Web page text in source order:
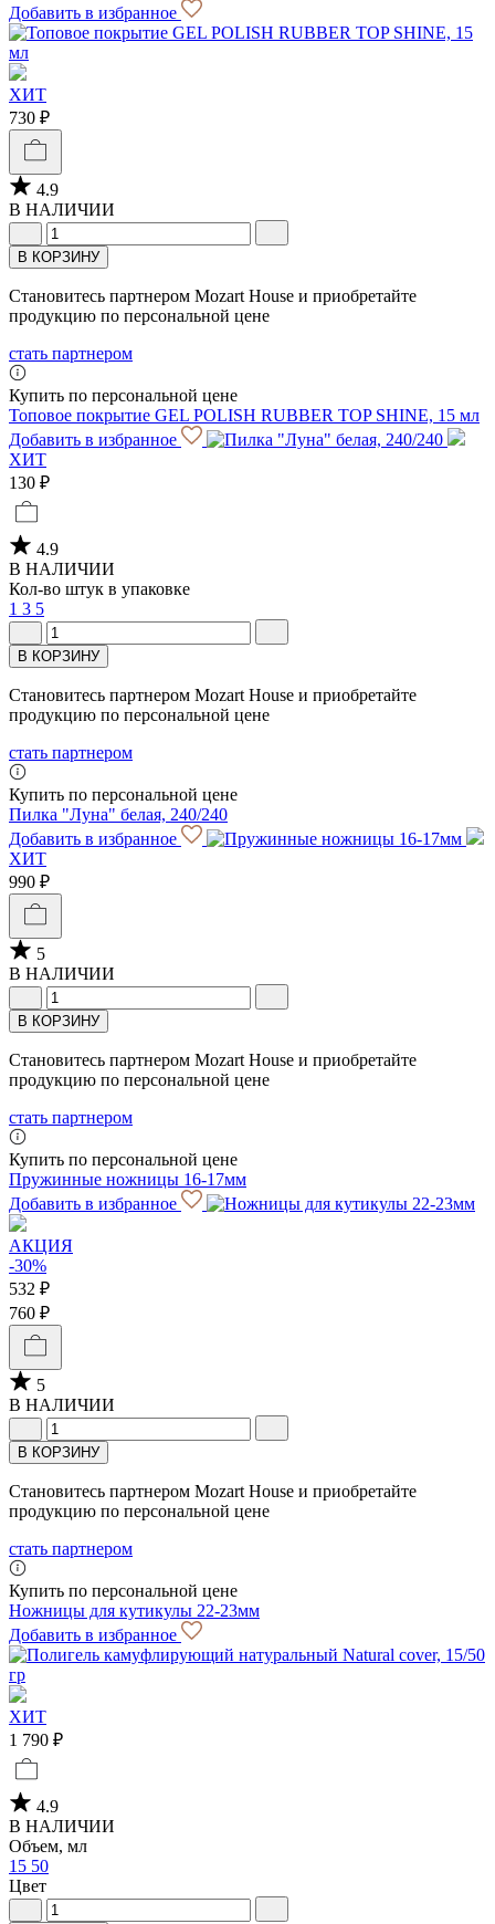
Добавить в избранное
ХИТ
730 ₽
4.9
В НАЛИЧИИ
В КОРЗИНУ
Становитесь партнером Mozart House и приобретайте
продукцию по персональной цене
стать партнером
Купить по персональной цене
Топовое покрытие GEL POLISH RUBBER TOP SHINE, 15 мл
Добавить в избранное
ХИТ
130 ₽
4.9
В НАЛИЧИИ
Кол-во штук в упаковке
1 3 5
В КОРЗИНУ
Становитесь партнером Mozart House и приобретайте
продукцию по персональной цене
стать партнером
Купить по персональной цене
Пилка "Луна" белая, 240/240
Добавить в избранное
ХИТ
990 ₽
5
В НАЛИЧИИ
В КОРЗИНУ
Становитесь партнером Mozart House и приобретайте
продукцию по персональной цене
стать партнером
Купить по персональной цене
Пружинные ножницы 16-17мм
Добавить в избранное
АКЦИЯ
-30%
532 ₽
760 ₽
5
В НАЛИЧИИ
В КОРЗИНУ
Становитесь партнером Mozart House и приобретайте
продукцию по персональной цене
стать партнером
Купить по персональной цене
Ножницы для кутикулы 22-23мм
Добавить в избранное
ХИТ
1 790 ₽
4.9
В НАЛИЧИИ
Объем, мл
15 50
Цвет